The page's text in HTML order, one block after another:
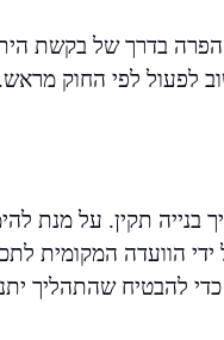
בדרך של בקשת
לפעול לפי החוק מראש.
בנייה תקין. על מנת
הוועדה המקומית
להבטיח שהתהליך